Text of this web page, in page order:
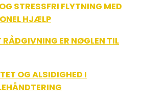
STRESSFRI FLYTNING MED
HJÆLP
ER NØGLEN TIL
OG ALSIDIGHED I